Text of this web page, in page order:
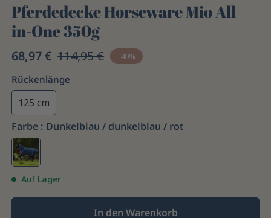
Pferdedecke Horseware Mio All-
in-One 350g
68,97 € 114,95 € -40%
Rückenlänge
125 cm
Farbe : Dunkelblau / dunkelblau / rot
Auf Lager
In den Warenkorb